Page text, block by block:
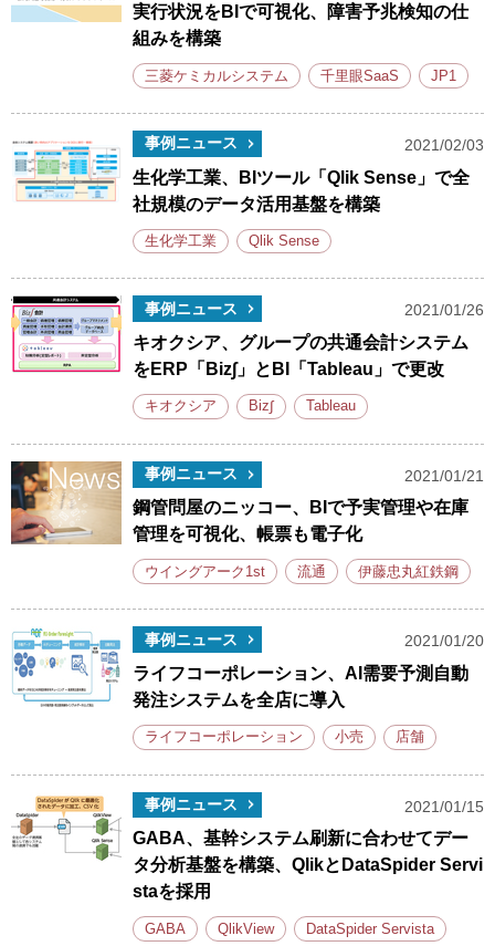
実行状況をBIで可視化、障害予兆検知の仕
組みを構築
三菱ケミカルシステム 千里眼SaaS JP1
事例ニュース 2021/02/03
生化学工業、BIツール「Qlik Sense」で全
社規模のデータ活用基盤を構築
生化学工業 Qlik Sense
事例ニュース 2021/01/26
キオクシア、グループの共通会計システム
をERP「Biz∫」とBI「Tableau」で更改
キオクシア Biz∫ Tableau
事例ニュース 2021/01/21
鋼管問屋のニッコー、BIで予実管理や在庫
管理を可視化、帳票も電子化
ウイングアーク1st 流通 伊藤忠丸紅鉄鋼
事例ニュース 2021/01/20
ライフコーポレーション、AI需要予測自動
発注システムを全店に導入
ライフコーポレーション 小売 店舗
事例ニュース 2021/01/15
GABA、基幹システム刷新に合わせてデー
タ分析基盤を構築、QlikとDataSpider Servi
staを採用
GABA QlikView DataSpider Servista